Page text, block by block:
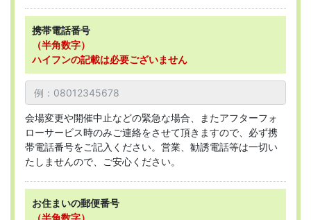
携帯電話番号
（半角数字）
ハイフンの記載は必要ございません
会場変更や開催中止などの緊急な場合、またアフターフォ
ローサービス時のみご連絡をさせて頂きますので、必ず携
帯電話番号をご記入ください。営業、勧誘電話等は一切い
たしませんので、ご安心ください。
お住まいの郵便番号